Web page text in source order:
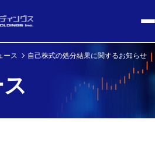
ース 自己株式の処分結果に関するお知らせ